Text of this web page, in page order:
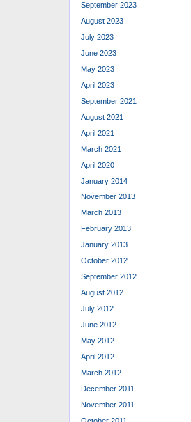
September 2023
August 2023
July 2023
June 2023
May 2023
April 2023
September 2021
August 2021
April 2021
March 2021
April 2020
January 2014
November 2013
March 2013
February 2013
January 2013
October 2012
September 2012
August 2012
July 2012
June 2012
May 2012
April 2012
March 2012
December 2011
November 2011
October 2011